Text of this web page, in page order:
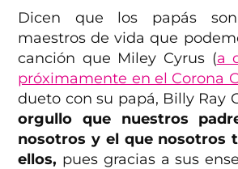
Dicen que los papás
maestros de vida que
canción que Miley Cyrus (a
próximamente en el Corona
dueto con su papá, Billy Ray
orgullo que nuestros
nosotros y el que nosotros
ellos, pues gracias a sus